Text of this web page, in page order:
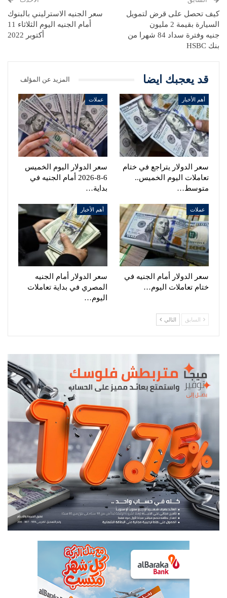
كيف تحصل على قرض لتمويل
السيارة بقيمة 2 مليون
جنيه وفترة سداد 84 شهرا من
بنك HSBC
سعر الجنيه الاسترليني بالبنوك
أمام الجنيه اليوم الثلاثاء 11
أكتوبر 2022
قد يعجبك ايضا المزيد عن المؤلف
أهم الأخبار
سعر الدولار يتراجع في ختام
تعاملات اليوم الخميس..
متوسط…
عملات
سعر الدولار اليوم الخميس
6-8-2026 أمام الجنيه في
بداية…
عملات
سعر الدولار أمام الجنيه في
ختام تعاملات اليوم…
أهم الأخبار
سعر الدولار أمام الجنيه
المصري في بداية تعاملات
اليوم…
السابق التالي